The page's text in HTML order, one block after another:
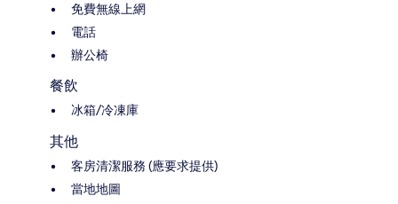
免費無線上網
電話
辦公椅
餐飲
冰箱/冷凍庫
其他
客房清潔服務 (應要求提供)
當地地圖